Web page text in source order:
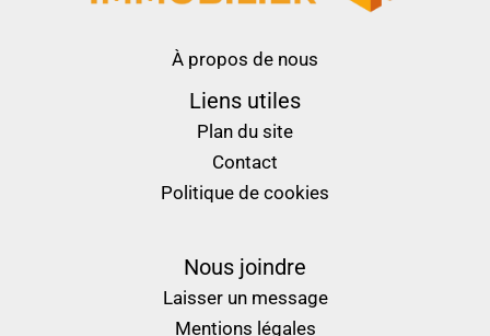
À propos de nous
Liens utiles
Plan du site
Contact
Politique de cookies
Nous joindre
Laisser un message
Mentions légales